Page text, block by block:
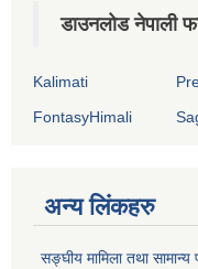
डाउनलोड नेपाली
Kalimati
FontasyHimali
अन्य लिंकहरु
सङ्‍घीय मामिला तथा